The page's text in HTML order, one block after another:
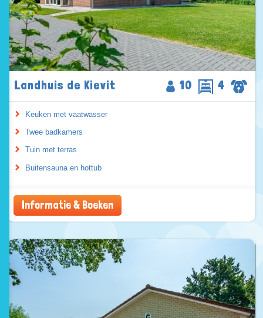
Landhuis de Kievit 10 4
Keuken met vaatwasser
Twee badkamers
Tuin met terras
Buitensauna en hottub
Informatie & Boeken